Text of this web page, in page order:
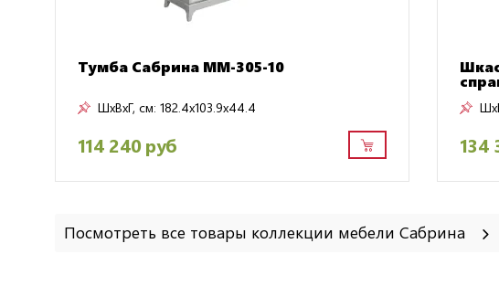
Тумба Сабрина ММ-305-10
ШxВxГ, см: 182.4x103.9x44.4
114 240 руб 134
Посмотреть все товары коллекции мебели Сабрина